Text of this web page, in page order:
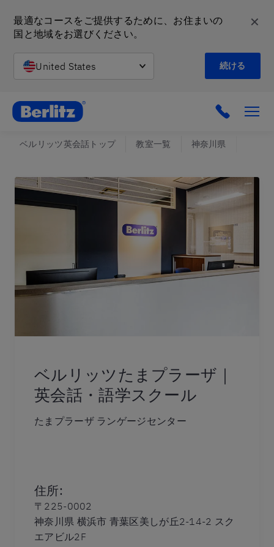
最適なコースをご提供するために、お住まいの
国と地域をお選びください。
United States 続ける
✕
英会話教室と語学スクール | ベルリッツ
ベルリッツ英会話トップ 教室一覧 神奈川県
ベルリッツたまプラーザ｜
英会話・語学スクール
たまプラーザ ランゲージセンター
住所:
〒225-0002
神奈川県 横浜市 青葉区美しが丘2-14-2 スク
エアビル2F